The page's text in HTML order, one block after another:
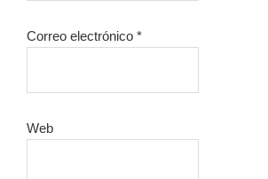
Correo electrónico *
Web